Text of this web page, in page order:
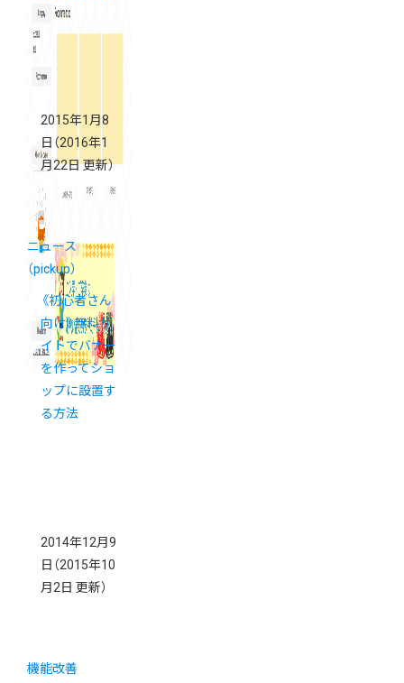
た
2015年1月8
日 （2016年1
月22日 更新）
ニュース
（pickup）
《初心者さん
向け》無料サ
イトでバナー
を作ってショ
ップに設置す
る方法
2014年12月9
日 （2015年10
月2日 更新）
機能改善